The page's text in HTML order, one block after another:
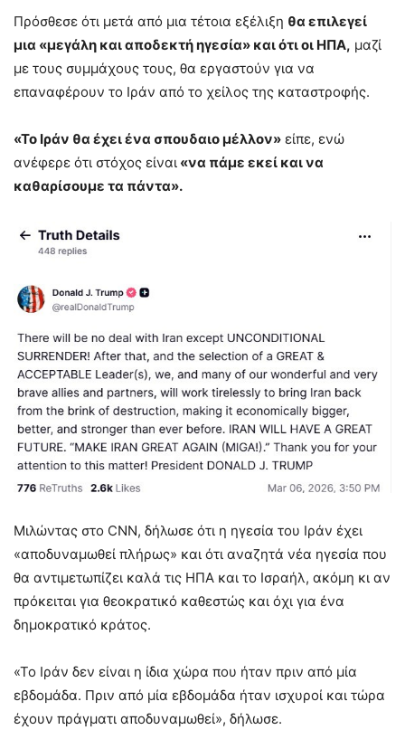
Πρόσθεσε ότι μετά από μια τέτοια εξέλιξη θα επιλεγεί
μια «μεγάλη και αποδεκτή ηγεσία» και ότι οι ΗΠΑ, μαζί
με τους συμμάχους τους, θα εργαστούν για να
επαναφέρουν το Ιράν από το χείλος της καταστροφής.
«Το Ιράν θα έχει ένα σπουδαιο μέλλον» είπε, ενώ
ανέφερε ότι στόχος είναι «να πάμε εκεί και να
καθαρίσουμε τα πάντα».
Μιλώντας στο CNN, δήλωσε ότι η ηγεσία του Ιράν έχει
«αποδυναμωθεί πλήρως» και ότι αναζητά νέα ηγεσία που
θα αντιμετωπίζει καλά τις ΗΠΑ και το Ισραήλ, ακόμη κι αν
πρόκειται για θεοκρατικό καθεστώς και όχι για ένα
δημοκρατικό κράτος.
«Το Ιράν δεν είναι η ίδια χώρα που ήταν πριν από μία
εβδομάδα. Πριν από μία εβδομάδα ήταν ισχυροί και τώρα
έχουν πράγματι αποδυναμωθεί», δήλωσε.